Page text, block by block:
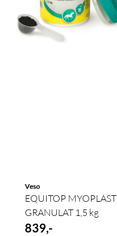
Veso
EQUITOP MYOPLAST
GRANULAT 1,5 kg
839,-